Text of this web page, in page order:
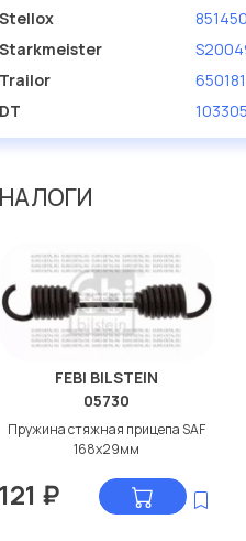
Stellox
Starkmeister
Trailor
DT
FEBI BILSTEIN
05730
Пружина стяжная прицепа SAF
168x29мм
121 ₽